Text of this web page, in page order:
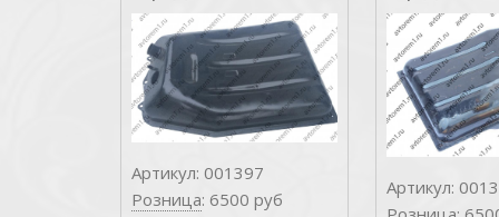
Артикул: 001397
Розница: 6500 руб
Артикул: